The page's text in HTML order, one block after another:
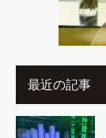
最近の記事